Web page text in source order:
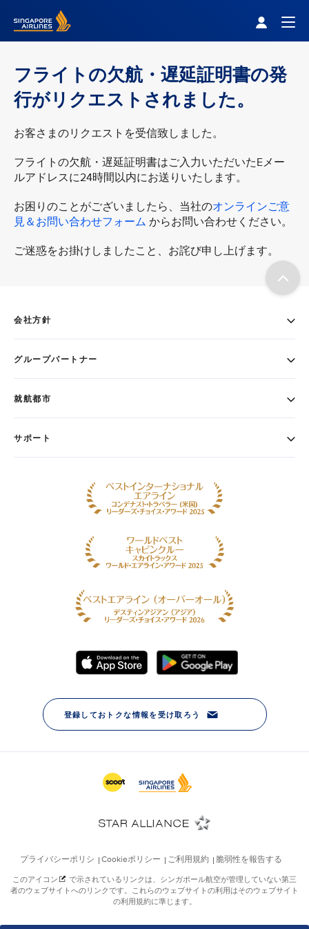
フライトの欠航・遅延証明書の発
行がリクエストされました。
お客さまのリクエストを受信致しました。
フライトの欠航・遅延証明書はご入力いただいたEメー
ルアドレスに24時間以内にお送りいたします。
お困りのことがございましたら、当社のオンラインご意
見＆お問い合わせフォーム からお問い合わせください。
ご迷惑をお掛けしましたこと、お詫び申し上げます。